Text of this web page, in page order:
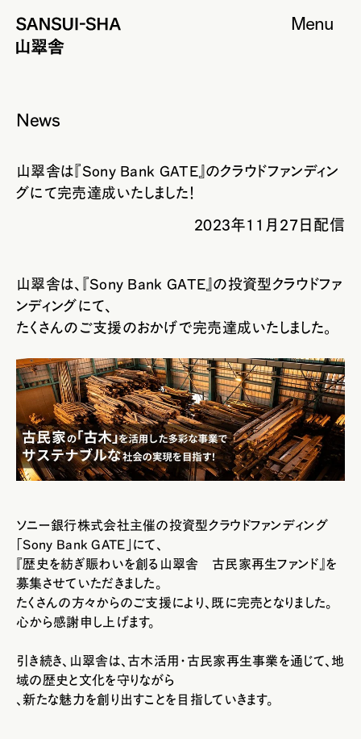
Menu
News
山翠舎は『Sony Bank GATE』のクラウドファンディン
グにて完売達成いたしました！
2023年11月27日配信
山翠舎は、『Sony Bank GATE』の投資型クラウドファ
ンディングにて、
たくさんのご支援のおかげで完売達成いたしました。
ソニー銀行株式会社主催の投資型クラウドファンディング
「Sony Bank GATE」にて、
『歴史を紡ぎ賑わいを創る山翠舎 古民家再生ファンド』 を
募集させていただきました。
たくさんの方々からのご支援により、既に完売となりました。
心から感謝申し上げます。
引き続き、山翠舎は、古木活用・古民家再生事業を通じて、地
域の歴史と文化を守りながら
、新たな魅力を創り出すことを目指していきます。